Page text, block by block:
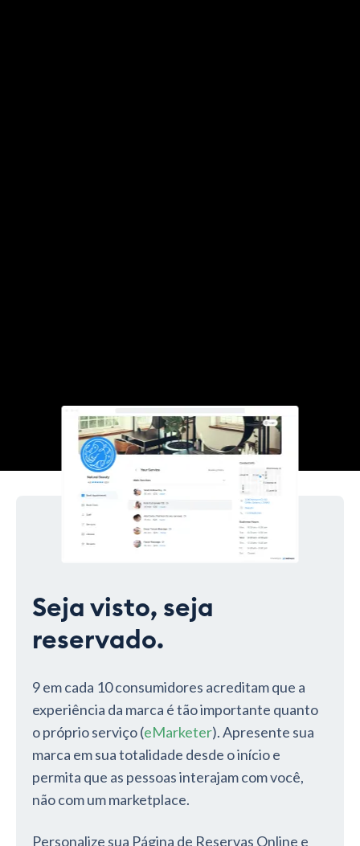
Seja visto, seja
reservado.
9 em cada 10 consumidores acreditam que a
experiência da marca é tão importante quanto
o próprio serviço (eMarketer). Apresente sua
marca em sua totalidade desde o início e
permita que as pessoas interajam com você,
não com um marketplace.
Personalize sua Página de Reservas Online e